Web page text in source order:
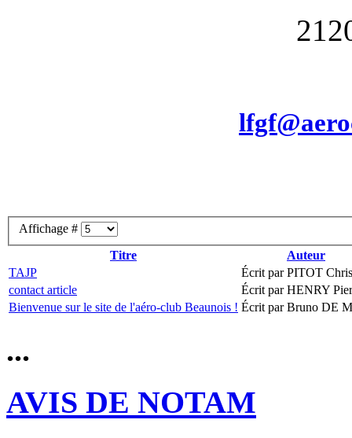
Affichage #
Titre
Auteur
TAJP
Écrit par PITOT
contact article
Écrit par HENRY
Bienvenue sur le site de l'aéro-club Beaunois ! Écrit par Bruno DE
...
AVIS DE NOTAM